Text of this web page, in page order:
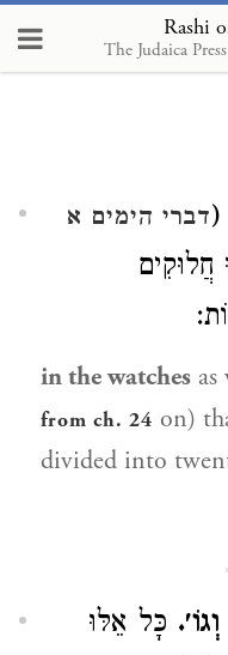
Rashi
The Judaica
(דברי הימים א
חֲלוּקִים
in the watches
from ch. 24 on)
divided into
כָּל אֵלּוּ